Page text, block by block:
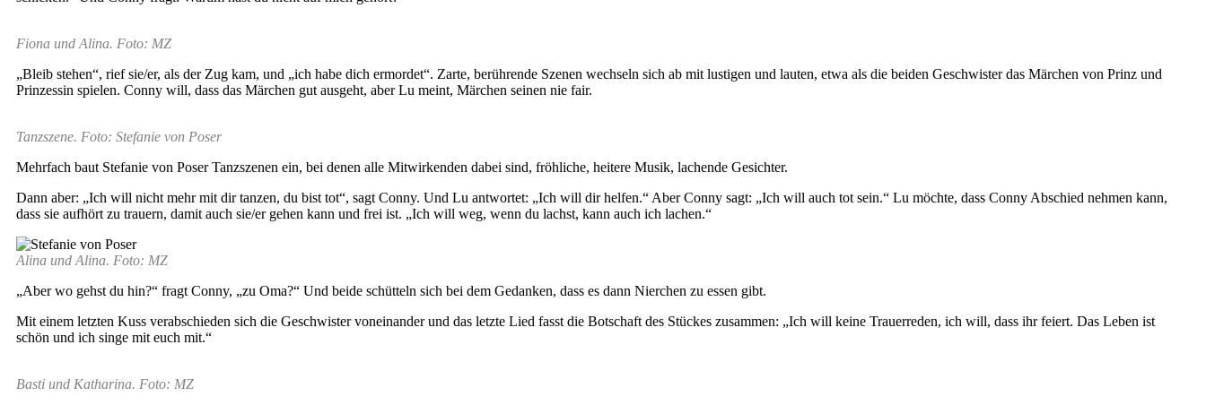
Fiona und Alina. Foto: MZ
„Bleib stehen“, rief sie/er, als der Zug kam, und „ich habe dich ermordet“. Zarte, berührende Szenen wechseln sich ab mit lustigen und lauten, etwa als die beiden Geschwister das Märchen von Prinz und
Prinzessin spielen. Conny will, dass das Märchen gut ausgeht, aber Lu meint, Märchen seinen nie fair.
Tanzszene. Foto: Stefanie von Poser
Mehrfach baut Stefanie von Poser Tanzszenen ein, bei denen alle Mitwirkenden dabei sind, fröhliche, heitere Musik, lachende Gesichter.
Dann aber: „Ich will nicht mehr mit dir tanzen, du bist tot“, sagt Conny. Und Lu antwortet: „Ich will dir helfen.“ Aber Conny sagt: „Ich will auch tot sein.“ Lu möchte, dass Conny Abschied nehmen kann,
dass sie aufhört zu trauern, damit auch sie/er gehen kann und frei ist. „Ich will weg, wenn du lachst, kann auch ich lachen.“
Alina und Alina. Foto: MZ
„Aber wo gehst du hin?“ fragt Conny, „zu Oma?“ Und beide schütteln sich bei dem Gedanken, dass es dann Nierchen zu essen gibt.
Mit einem letzten Kuss verabschieden sich die Geschwister voneinander und das letzte Lied fasst die Botschaft des Stückes zusammen: „Ich will keine Trauerreden, ich will, dass ihr feiert. Das Leben ist
schön und ich singe mit euch mit.“
Basti und Katharina. Foto: MZ